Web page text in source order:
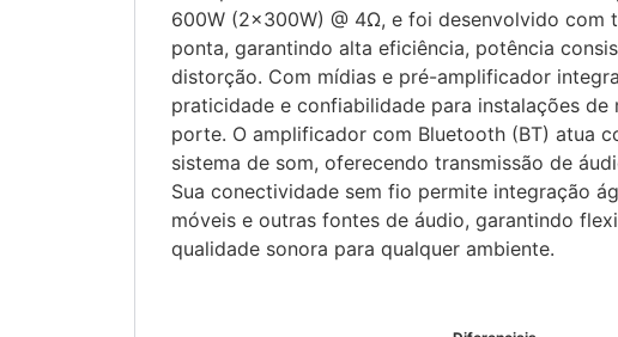
600W (2x300W) @ 4Ω, e foi desenvolvido com
ponta, garantindo alta eficiência, potência
distorção. Com mídias e pré-amplificador
praticidade e confiabilidade para instalações de
porte. O amplificador com Bluetooth (BT) atua
sistema de som, oferecendo transmissão de
Sua conectividade sem fio permite integração
móveis e outras fontes de áudio, garantindo
qualidade sonora para qualquer ambiente.